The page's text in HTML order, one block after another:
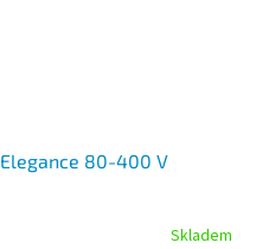
80-400 V
Skladem